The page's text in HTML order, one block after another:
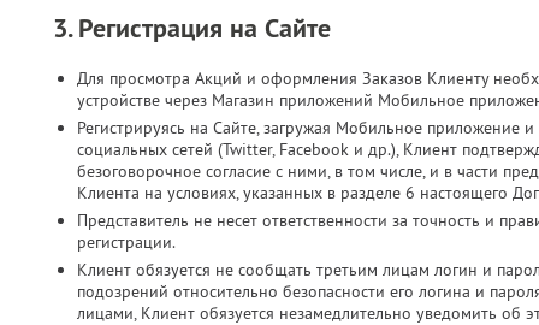
3. Регистрация на Сайте
Для просмотра Акций и оформления Заказов Клиенту
устройстве через Магазин приложений Мобильное
Регистрируясь на Сайте, загружая Мобильное приложение
социальных сетей (Twitter, Facebook и др.), Клиент
безоговорочное согласие с ними, в том числе, и в части
Клиента на условиях, указанных в разделе 6 настоящего
Представитель не несет ответственности за точность и
регистрации.
Клиент обязуется не сообщать третьим лицам логин и
подозрений относительно безопасности его логина и
лицами, Клиент обязуется незамедлительно уведомить об